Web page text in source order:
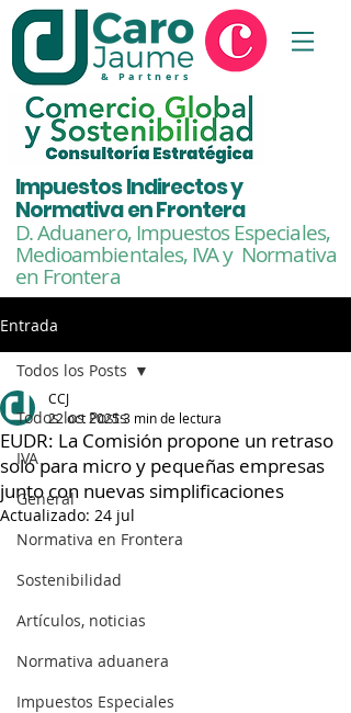
& Partners
Impuestos Indirectos y
Normativa en Frontera
D. Aduanero, Impuestos Especiales,
Medioambientales,IVA y Normativa
en Frontera
Entrada
Todos los Posts
IVA
General
Normativa en Frontera
Sostenibilidad
Artículos, noticias
Normativa aduanera
Impuestos Especiales
Todos los Posts
EUDR: La Comisión propone un retraso
solo para micro y pequeñas empresas
junto con nuevas simplificaciones
CCJ
22 oct 20253 min de lectura
Actualizado: 24 jul